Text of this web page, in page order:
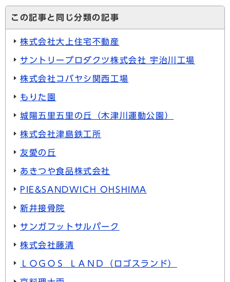
この記事と同じ分類の記事
株式会社大上住宅不動産
サントリープロダクツ株式会社 宇治川工場
株式会社コバヤシ関西工場
もりた園
城陽五里五里の丘（木津川運動公園）
株式会社津島鉄工所
友愛の丘
あきつや食品株式会社
PIE&SANDWICH OHSHIMA
新井接骨院
サンガフットサルパーク
株式会社藤清
ＬＯＧＯＳ ＬＡＮＤ（ロゴスランド）